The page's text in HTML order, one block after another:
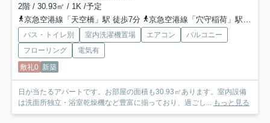
2階 / 30.93㎡ / 1K /予定
京急空港線「天空橋」駅 徒歩7分
京急空港線「穴守稲荷」駅 徒歩11分
バス・トイレ別 室内洗濯機置場 エアコン
バルコニー
フローリング
電気有
敷礼0 新築
日が当たるアパートです。お部屋の面積も30.93㎡あります。室内設備
は洗面所独立・浴室乾燥機など豊富に揃っており、過ごし...
もっと見る